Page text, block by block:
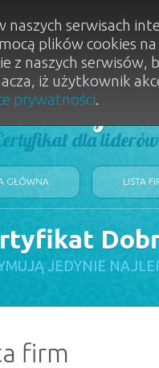
Dobry
dla
GŁÓWNA LISTA
JEDYNIE
firm
naszych serwisach
plików cookies
z naszych
iż użytkownik
prywatności.